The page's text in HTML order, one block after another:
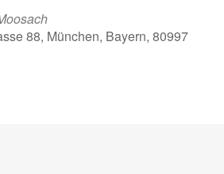
88, München, Bayern, 80997